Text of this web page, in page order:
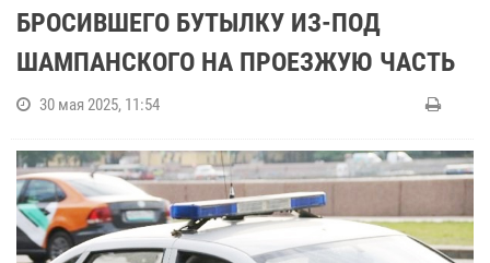
БРОСИВШЕГО БУТЫЛКУ ИЗ-ПОД
ШАМПАНСКОГО НА ПРОЕЗЖУЮ ЧАСТЬ
30 мая 2025, 11:54